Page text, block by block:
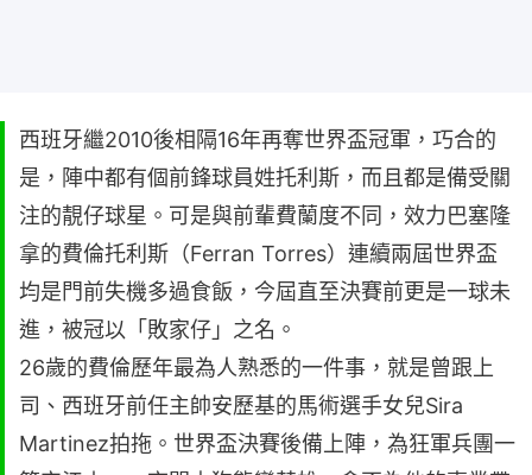
西班牙繼2010後相隔16年再奪世界盃冠軍，巧合的
是，陣中都有個前鋒球員姓托利斯，而且都是備受關
注的靚仔球星。可是與前輩費蘭度不同，效力巴塞隆
拿的費倫托利斯（Ferran Torres）連續兩屆世界盃
均是門前失機多過食飯，今屆直至決賽前更是一球未
進，被冠以「敗家仔」之名。
26歲的費倫歷年最為人熟悉的一件事，就是曾跟上
司、西班牙前任主帥安歷基的馬術選手女兒Sira
Martinez拍拖。世界盃決賽後備上陣，為狂軍兵團一